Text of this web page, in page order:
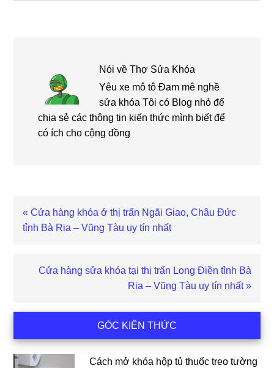
Nói vềThợ Sửa Khóa
Yêu xe mô tô Đam mê nghề
sửa khóa Tôi có Blog nhỏ để
chia sẻ các thông tin kiến thức mình biết để
có ích cho cộng đồng
Bài
viết
« Cửa hàng khóa ở thị trấn Ngãi Giao, Châu Đức
tỉnh Bà Rịa – Vũng Tàu uy tín nhất
Bài
Cửa hàng sửa khóa tại thị trấn Long Điền tỉnh Bà
Rịa – Vũng Tàu uy tín nhất »
chính
GÓC KIẾN THỨC
Cách mở khóa hộp tủ thuốc treo tường